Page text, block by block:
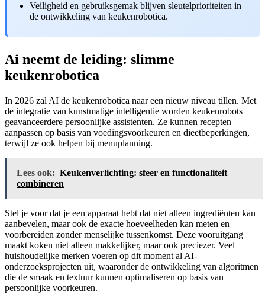
Veiligheid en gebruiksgemak blijven sleutelprioriteiten in
de ontwikkeling van keukenrobotica.
Ai neemt de leiding: slimme
keukenrobotica
In 2026 zal AI de keukenrobotica naar een nieuw niveau tillen. Met
de integratie van kunstmatige intelligentie worden keukenrobots
geavanceerdere persoonlijke assistenten. Ze kunnen recepten
aanpassen op basis van voedingsvoorkeuren en dieetbeperkingen,
terwijl ze ook helpen bij menuplanning.
Lees ook: Keukenverlichting: sfeer en functionaliteit
combineren
Stel je voor dat je een apparaat hebt dat niet alleen ingrediënten kan
aanbevelen, maar ook de exacte hoeveelheden kan meten en
voorbereiden zonder menselijke tussenkomst. Deze vooruitgang
maakt koken niet alleen makkelijker, maar ook preciezer. Veel
huishoudelijke merken voeren op dit moment al AI-
onderzoeksprojecten uit, waaronder de ontwikkeling van algoritmen
die de smaak en textuur kunnen optimaliseren op basis van
persoonlijke voorkeuren.